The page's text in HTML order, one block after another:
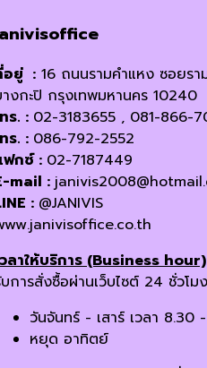
อยู่ : 16 ถนนรามคำแหง ซอยร
งกะปิ กรุงเทพมหานคร 10240
ร. : 02-3183655 , 081-866-
ร. : 086-792-2552
กซ์ : 02-7187449
mail :
: @JANIVIS
ลาให้บริการ (Business hour)
การสั่งซื้อผ่านเว็บไซต์ 24 ชั่วโมง
วันจันทร์ - เสาร์ เวลา 8.30
หยุด อาทิตย์